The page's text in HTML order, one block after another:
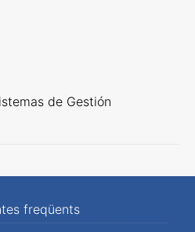
de Gestión
freqüents